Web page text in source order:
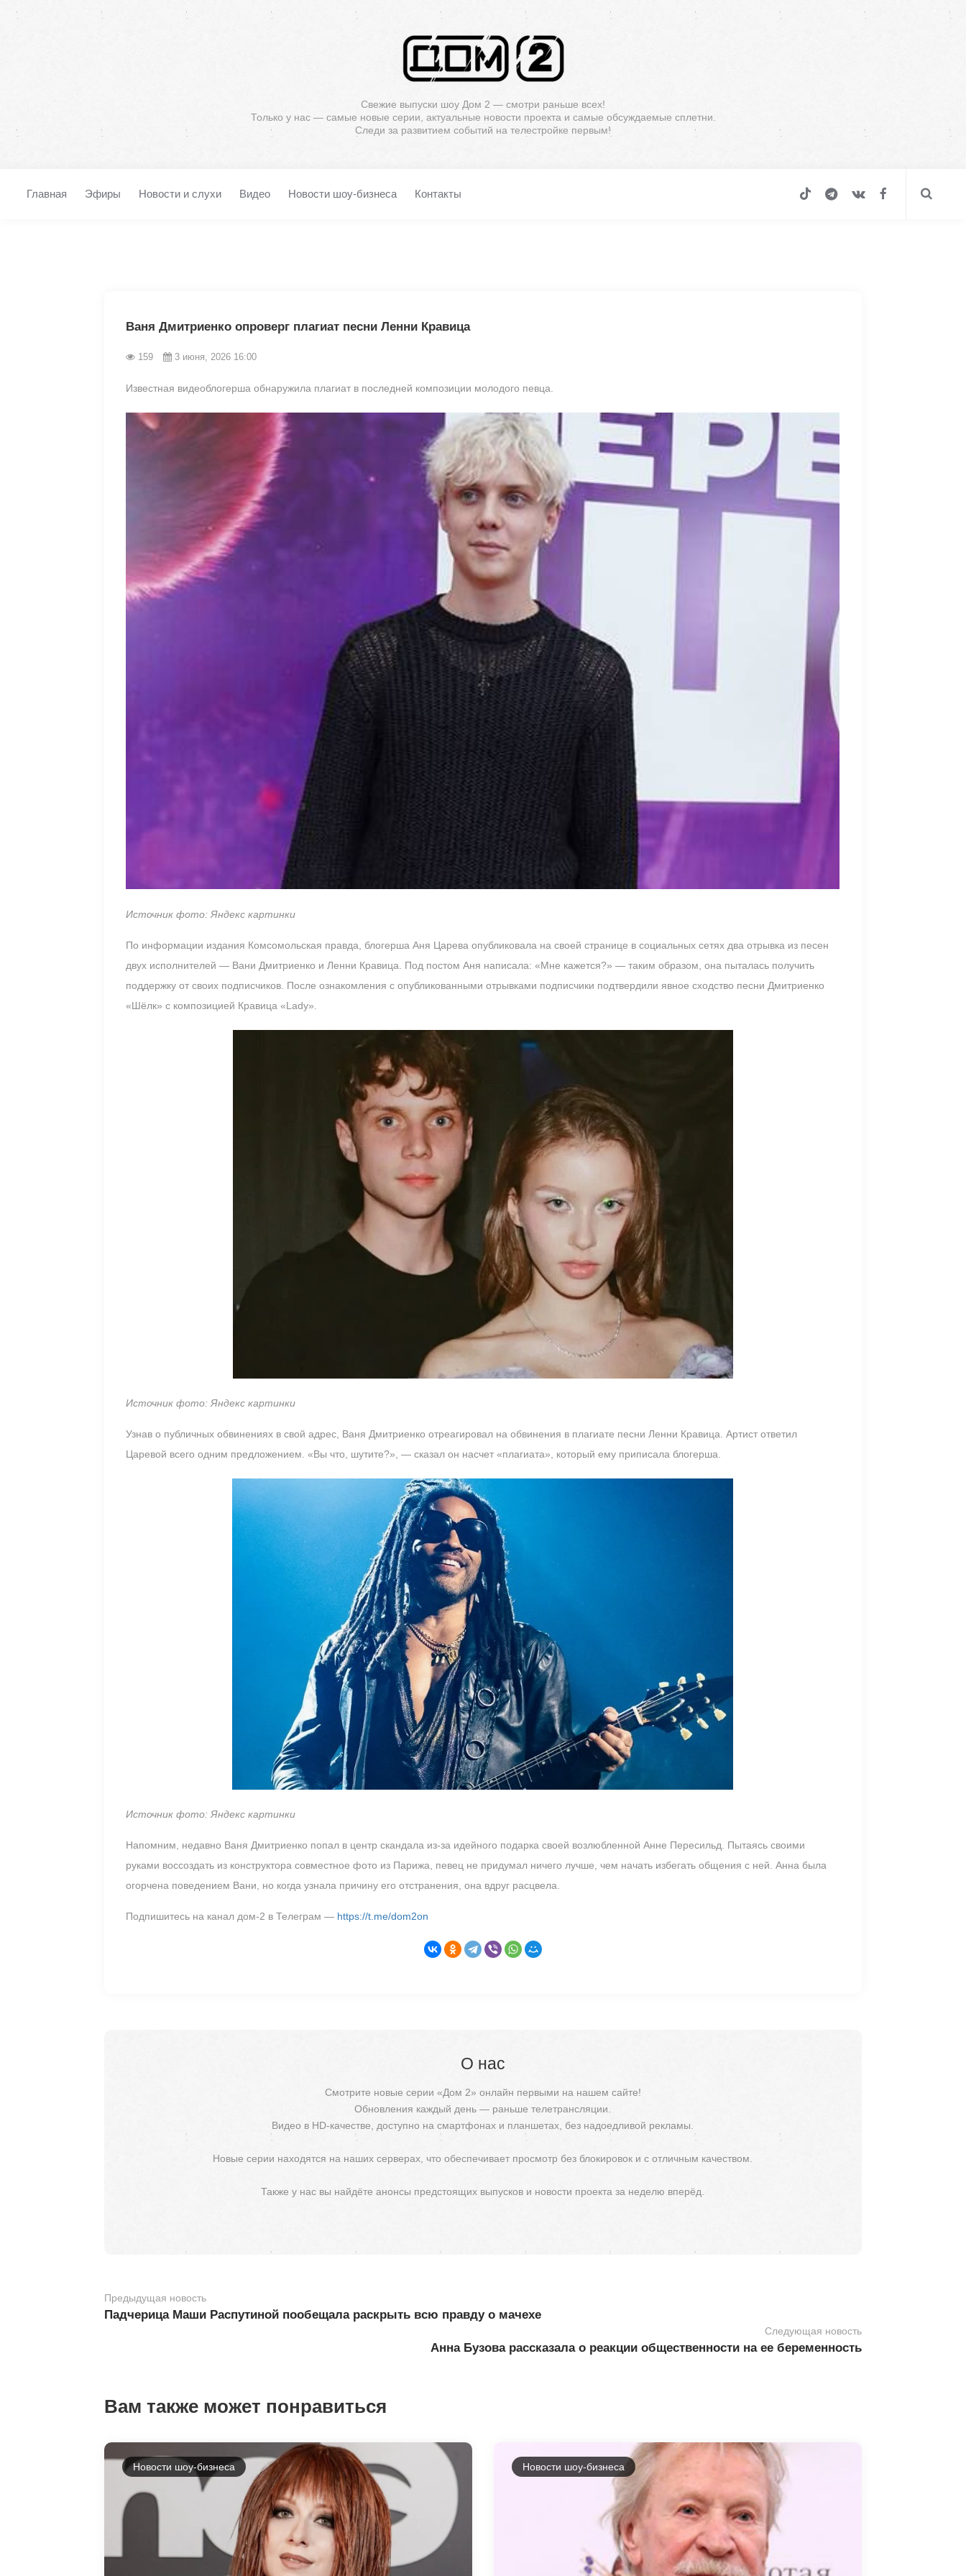
Свежие выпуски шоу Дом 2 — смотри раньше всех!
Только у нас — самые новые серии, актуальные новости проекта и самые обсуждаемые сплетни.
Следи за развитием событий на телестройке первым!
Главная Эфиры Новости и слухи Видео Новости шоу-бизнеса Контакты
Ваня Дмитриенко опроверг плагиат песни Ленни Кравица
159 3 июня, 2026 16:00
Известная видеоблогерша обнаружила плагиат в последней композиции молодого певца.
Источник фото: Яндекс картинки
По информации издания Комсомольская правда, блогерша Аня Царева опубликовала на своей странице в социальных сетях два отрывка из песен
двух исполнителей — Вани Дмитриенко и Ленни Кравица. Под постом Аня написала: «Мне кажется?» — таким образом, она пыталась получить
поддержку от своих подписчиков. После ознакомления с опубликованными отрывками подписчики подтвердили явное сходство песни Дмитриенко
«Шёлк» с композицией Кравица «Lady».
Источник фото: Яндекс картинки
Узнав о публичных обвинениях в свой адрес, Ваня Дмитриенко отреагировал на обвинения в плагиате песни Ленни Кравица. Артист ответил
Царевой всего одним предложением. «Вы что, шутите?», — сказал он насчет «плагиата», который ему приписала блогерша.
Источник фото: Яндекс картинки
Напомним, недавно Ваня Дмитриенко попал в центр скандала из-за идейного подарка своей возлюбленной Анне Пересильд. Пытаясь своими
руками воссоздать из конструктора совместное фото из Парижа, певец не придумал ничего лучше, чем начать избегать общения с ней. Анна была
огорчена поведением Вани, но когда узнала причину его отстранения, она вдруг расцвела.
Подпишитесь на канал дом-2 в Телеграм — https://t.me/dom2on
О нас
Смотрите новые серии «Дом 2» онлайн первыми на нашем сайте!
Обновления каждый день — раньше телетрансляции.
Видео в HD-качестве, доступно на смартфонах и планшетах, без надоедливой рекламы.
Новые серии находятся на наших серверах, что обеспечивает просмотр без блокировок и с отличным качеством.
Также у нас вы найдёте анонсы предстоящих выпусков и новости проекта за неделю вперёд.
Предыдущая новость
Падчерица Маши Распутиной пообещала раскрыть всю правду о мачехе
Следующая новость
Анна Бузова рассказала о реакции общественности на ее беременность
Вам также может понравиться
Новости шоу-бизнеса Новости шоу-бизнеса